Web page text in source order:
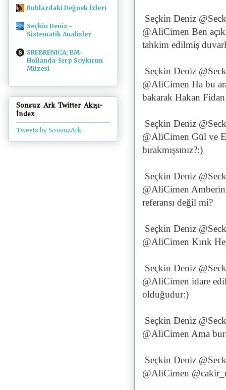
Seçkin Deniz
@AliCimen Ben
tahkim edilmiş
Seçkin Deniz
@AliCimen Ha bu
bakarak Hakan
Seçkin Deniz
@AliCimen Gül ve
bırakmışsınız?:)
Seçkin Deniz
@AliCimen Amberin
referansı değil mi?
Seçkin Deniz
@AliCimen Kırık
Seçkin Deniz
@AliCimen idare
olduğudur:)
Seçkin Deniz
@AliCimen Ama
Seçkin Deniz
@AliCimen
Ruhlardaki Değnek İzleri
Seçkin Deniz -
Sistematik Analizler
SREBRENICA; BM-
Hollanda-Sırp Soykırım
Müzesi
Sonsuz Ark Twitter Akışı-
İndex
Tweets by SonsuzArk